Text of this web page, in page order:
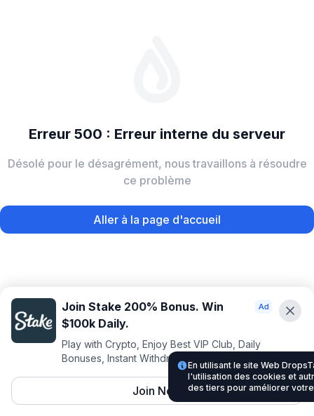
Erreur 500 : Erreur interne du serveur
Désolé pour le désagrément, nous travaillons à résoudre
ce problème
Aller à la page d'accueil
Join Stake 200% Bonus. Win
$100k Daily.
Play with Crypto, Enjoy Best VIP Club, Daily
Bonuses, Instant Withdrawals.
Join Now
En utilisant le site Web
l'utilisation des cookies et
des tiers pour améliorer